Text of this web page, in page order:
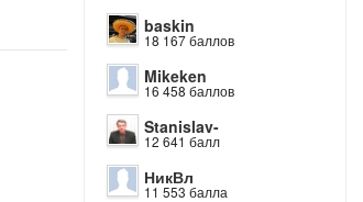
baskin
18 167 баллов
Mikeken
16 458 баллов
Stanislav-
12 641 балл
НикВл
11 553 балла